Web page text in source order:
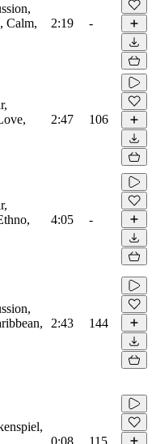
Calm,
2:19 -
2:47 106
4:05 -
2:43 144
0:08 115